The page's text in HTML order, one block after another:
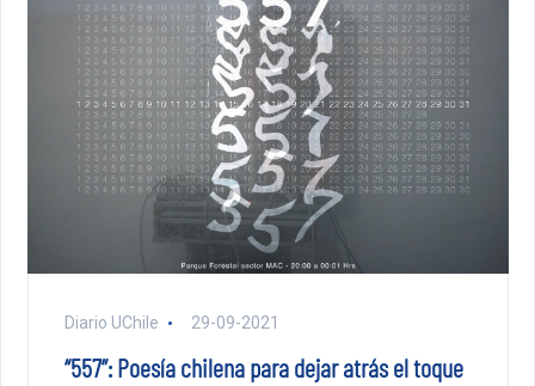
Diario UChile 29-09-2021
“557”: Poesía chilena para dejar atrás el toque